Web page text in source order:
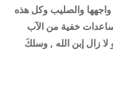
والصليب وكل هذه
خفية من الآب
لا زال إبن الله , وسلكَ